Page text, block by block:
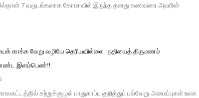
7 வருடங்களாக கோமாவில் இருந்த தனது கணவரை அவரின்
காக்க வேறு வழியே தெரியவில்லை : நதியைத் திருமணம்
இளம்பெண்!!
சுற்றுச்சூழல் பாதுகாப்பு குறித்துப் பல்வேறு அமைப்புகள் உலக